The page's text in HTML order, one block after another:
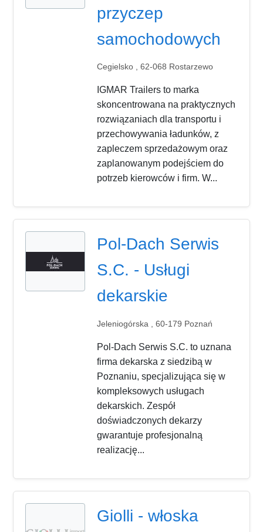
przyczep
samochodowych
Cegielsko , 62-068 Rostarzewo
IGMAR Trailers to marka
skoncentrowana na praktycznych
rozwiązaniach dla transportu i
przechowywania ładunków, z
zapleczem sprzedażowym oraz
zaplanowanym podejściem do
potrzeb kierowców i firm. W...
Pol-Dach Serwis
S.C. - Usługi
dekarskie
Jeleniogórska , 60-179 Poznań
Pol-Dach Serwis S.C. to uznana
firma dekarska z siedzibą w
Poznaniu, specjalizująca się w
kompleksowych usługach
dekarskich. Zespół
doświadczonych dekarzy
gwarantuje profesjonalną
realizację...
Giolli - włoska